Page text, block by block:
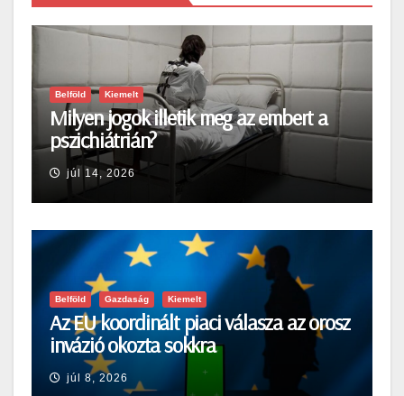
Belföld Kiemelt
Milyen jogok illetik meg az embert a
pszichiátrián?
júl 14, 2026
Belföld Gazdaság Kiemelt
Az EU koordinált piaci válasza az orosz
invázió okozta sokkra
júl 8, 2026